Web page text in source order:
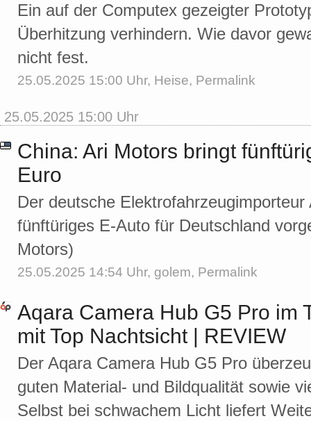
Ein auf der Computex gezeigter
Überhitzung verhindern. Wie davor
nicht fest.
25.05.2025 15:00 Uhr, Heise, Permalink
25.05.2025 15:00 Uhr
China: Ari Motors bringt
Euro
Der deutsche
fünftüriges E-Auto für Deutschland
Motors)
25.05.2025 14:54 Uhr, golem, Permalink
Aqara Camera Hub G5 Pro im
mit Top Nachtsicht | REVIEW
Der Aqara Camera Hub G5 Pro
guten Material- und Bildqualität sowie
Selbst bei schwachem Licht liefert